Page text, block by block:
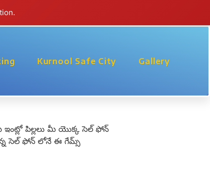
Kurnool Safe City Gallery
మీ ఇంట్లో పిల్లలు మీ యొక్క సెల్ ఫోన్
సెల్ ఫోన్ లోనే ఈ గేమ్స్